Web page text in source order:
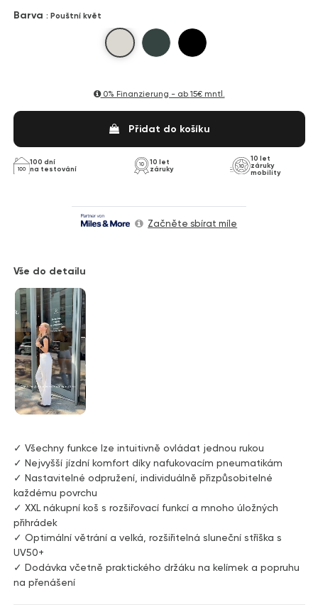
Barva : Pouštní květ
Pouštní květBorový lesInkoustový kámen
0% Finanzierung - ab 15€ mntl.
Přidat do košíku
100 dní
na testování
10 let
záruky
10 let
záruky
mobility
Začněte sbírat míle
Vše do detailu
✓ Všechny funkce lze intuitivně ovládat jednou rukou
✓ Nejvyšší jízdní komfort díky nafukovacím pneumatikám
✓ Nastavitelné odpružení, individuálně přizpůsobitelné
každému povrchu
✓ XXL nákupní koš s rozšiřovací funkcí a mnoho úložných
přihrádek
✓ Optimální větrání a velká, rozšiřitelná sluneční stříška s
UV50+
✓ Dodávka včetně praktického držáku na kelímek a popruhu
na přenášení